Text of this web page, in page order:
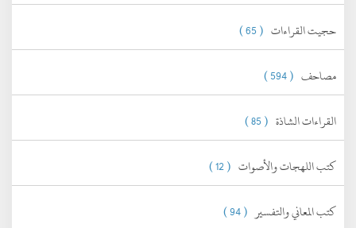
حجيت القراءات ( 65 )
مصاحف ( 594 )
القراءات الشاذة ( 85 )
كتب اللهجات والأصوات ( 12 )
كتب المعاني والتفسير ( 94 )